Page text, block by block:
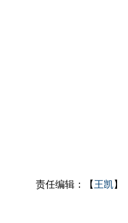
责任编辑：【 王凯】